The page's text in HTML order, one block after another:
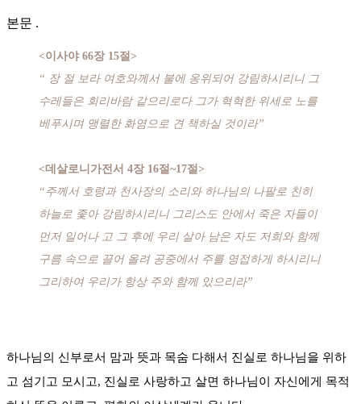
본문 .
<이사야 66장 15절>
“ 장 절 보라 여호와께서 불에 옹위되어 강림하시리니 그
수레들은 회리바람 같으리로다 그가 혁혁한 위세로 노를
베푸시며 맹렬한 화염으로 견 책하실 것이라”
<데살로니가전서 4장 16절~17절>
“주께서 호령과 천사장의 소리와 하나님의 나팔로 친히
하늘로 좇아 강림하시리니 그리스도 안에서 죽은 자들이
먼저 일어나 고 그 후에 우리 살아 남은 자도 저희와 함께
구름 속으로 끌어 올려 공중에서 주를 영접하게 하시리니
그리하여 우리가 항상 주와 함께 있으리라”
하나님의 신부로서 맘과 뜻과 목숨 다해서 진실로 하나님을 위하
고 섬기고 모시고, 진실로 사랑하고 살면 하나님이 자신에게 목적